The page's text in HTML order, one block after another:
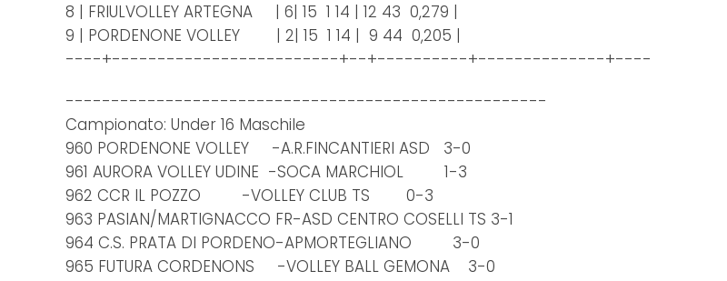
8 | FRIULVOLLEY ARTEGNA | 6| 15 1 14 | 12 43 0,279 |
9 | PORDENONE VOLLEY | 2| 15 1 14 | 9 44 0,205 |
----+-------------------------+--+----------+--------------+----
-----------------------------------------------------
Campionato: Under 16 Maschile
960 PORDENONE VOLLEY -A.R.FINCANTIERI ASD 3-0
961 AURORA VOLLEY UDINE -SOCA MARCHIOL 1-3
962 CCR IL POZZO -VOLLEY CLUB TS 0-3
963 PASIAN/MARTIGNACCO FR-ASD CENTRO COSELLI TS 3-1
964 C.S. PRATA DI PORDENO-APMORTEGLIANO 3-0
965 FUTURA CORDENONS -VOLLEY BALL GEMONA 3-0